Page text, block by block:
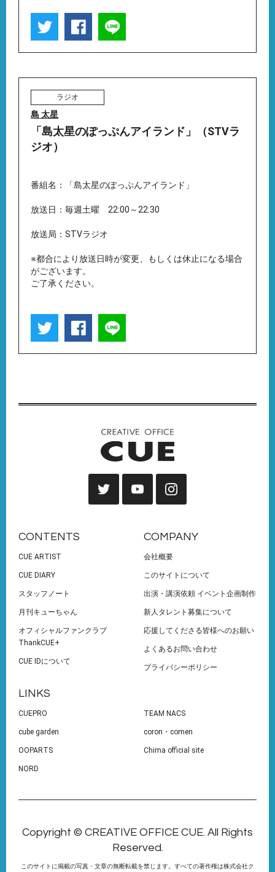
ラジオ
島 太星
「島太星のぽっぷんアイランド」（STVラ
ジオ）
番組名：「島太星のぽっぷんアイランド」
放送日：毎週土曜 22:00～22:30
放送局：STVラジオ
※都合により放送日時が変更、もしくは休止になる場合
がございます。
ご了承ください。
CONTENTS
CUE ARTIST
CUE DIARY
スタッフノート
月刊キューちゃん
オフィシャルファンクラブ
ThankCUE+
CUE IDについて
COMPANY
会社概要
このサイトについて
出演・講演依頼 イベント企画制作
新人タレント募集について
応援してくださる皆様へのお願い
よくあるお問い合わせ
プライバシーポリシー
LINKS
CUEPRO TEAM NACS
cube garden coron・comen
OOPARTS Chima official site
NORD
Copyright © CREATIVE OFFICE CUE. All Rights
Reserved.
このサイトに掲載の写真・文章の無断転載を禁じます。すべての著作権は株式会社ク